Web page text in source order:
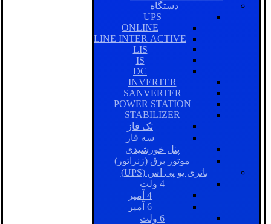
دستگاه
UPS
ONLINE
LINE INTER ACTIVE
LIS
IS
DC
INVERTER
SANVERTER
POWER STATION
STABILIZER
تک فاز
سه فاز
پنل خورشیدی
موتور برق (ژنراتور)
باتری یو پی اس (UPS)
4 ولت
4 آمپر
6 آمپر
6 ولت